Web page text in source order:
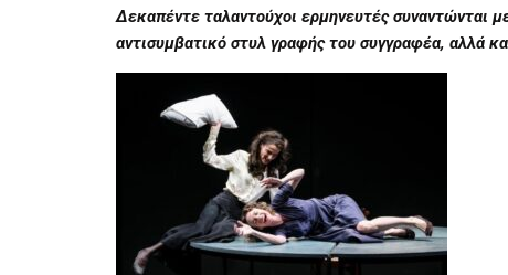
Δεκαπέντε ταλαντούχοι ερμηνευτές συναντώνται
αντισυμβατικό στυλ γραφής του συγγραφέα, αλλά